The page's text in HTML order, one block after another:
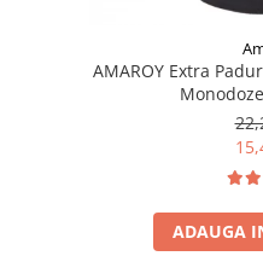
AMAROY Extra
ADAUGA